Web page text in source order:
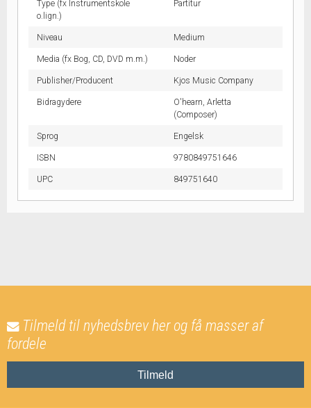
Type (fx Instrumentskole
o.lign.)
Partitur
Niveau Medium
Media (fx Bog, CD, DVD m.m.) Noder
Publisher/Producent Kjos Music Company
Bidragydere
O'hearn, Arletta
(Composer)
Sprog Engelsk
ISBN 9780849751646
UPC 849751640
Tilmeld til nyhedsbrev her og få masser af
fordele
Tilmeld